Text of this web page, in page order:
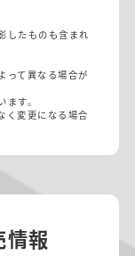
したものも含まれ
って異なる場合が
す。
く変更になる場合
情報